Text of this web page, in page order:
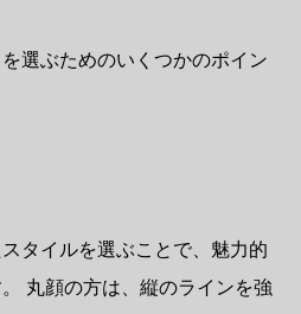
選ぶためのいくつかのポイン
タイルを選ぶことで、魅力的
丸顔の方は、縦のラインを強